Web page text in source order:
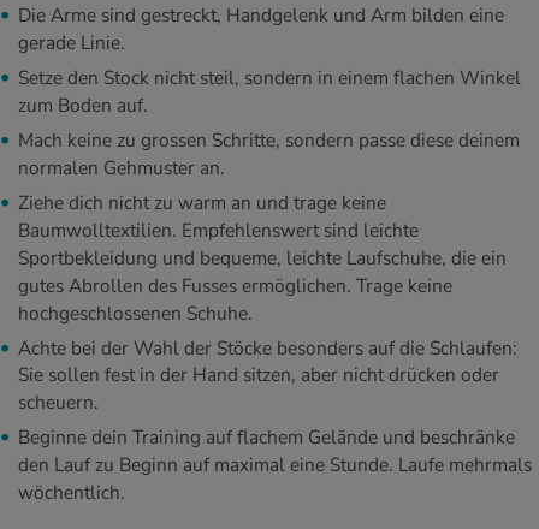
Die Arme sind gestreckt, Handgelenk und Arm bilden eine
gerade Linie.
Setze den Stock nicht steil, sondern in einem flachen Winkel
zum Boden auf.
Mach keine zu grossen Schritte, sondern passe diese deinem
normalen Gehmuster an.
Ziehe dich nicht zu warm an und trage keine
Baumwolltextilien. Empfehlenswert sind leichte
Sportbekleidung und bequeme, leichte Laufschuhe, die ein
gutes Abrollen des Fusses ermöglichen. Trage keine
hochgeschlossenen Schuhe.
Achte bei der Wahl der Stöcke besonders auf die Schlaufen:
Sie sollen fest in der Hand sitzen, aber nicht drücken oder
scheuern.
Beginne dein Training auf flachem Gelände und beschränke
den Lauf zu Beginn auf maximal eine Stunde. Laufe mehrmals
wöchentlich.